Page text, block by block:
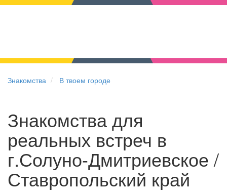
Знакомства В твоем городе
Знакомства для
реальных встреч в
г.Солуно-Дмитриевское /
Ставропольский край